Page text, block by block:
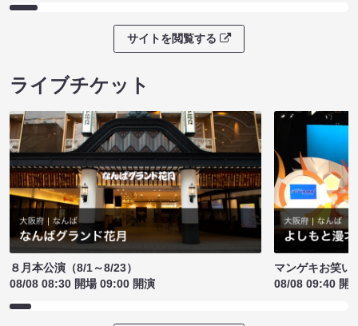
サイトを閲覧する
ライブチケット
８月本公演（8/1～8/23）
08/08 08:30 開場 09:00 開演
マンゲキお笑い
08/08 09:40 開